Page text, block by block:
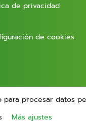
de privacidad
de cookies
procesar datos
Más ajustes